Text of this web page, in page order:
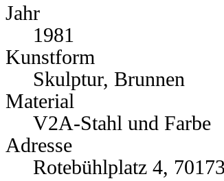
Jahr
1981
Kunstform
Skulptur, Brunnen
Material
V2A-Stahl und Farbe
Adresse
Rotebühlplatz 4,